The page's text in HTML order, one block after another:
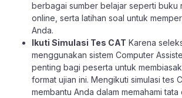
berbagai sumber belajar seperti buku
online, serta latihan soal untuk
Anda.
Ikuti Simulasi Tes CAT Karena
menggunakan sistem Computer
penting bagi peserta untuk
format ujian ini. Mengikuti simulasi tes
membantu Anda dalam memahami